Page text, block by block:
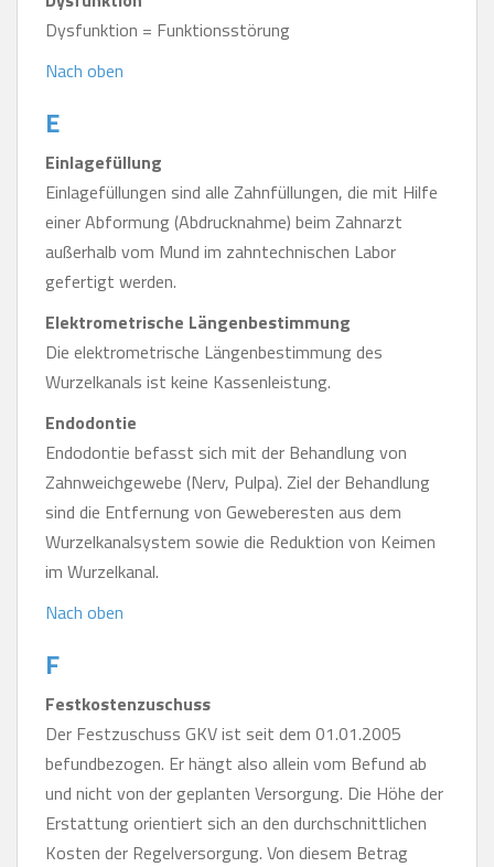
Dysfunktion = Funktionsstörung
Nach oben
E
Einlagefüllung
Einlagefüllungen sind alle Zahnfüllungen, die mit Hilfe
einer Abformung (Abdrucknahme) beim Zahnarzt
außerhalb vom Mund im zahntechnischen Labor
gefertigt werden.
Elektrometrische Längenbestimmung
Die elektrometrische Längenbestimmung des
Wurzelkanals ist keine Kassenleistung.
Endodontie
Endodontie befasst sich mit der Behandlung von
Zahnweichgewebe (Nerv, Pulpa). Ziel der Behandlung
sind die Entfernung von Geweberesten aus dem
Wurzelkanalsystem sowie die Reduktion von Keimen
im Wurzelkanal.
Nach oben
F
Festkostenzuschuss
Der Festzuschuss GKV ist seit dem 01.01.2005
befundbezogen. Er hängt also allein vom Befund ab
und nicht von der geplanten Versorgung. Die Höhe der
Erstattung orientiert sich an den durchschnittlichen
Kosten der Regelversorgung. Von diesem Betrag